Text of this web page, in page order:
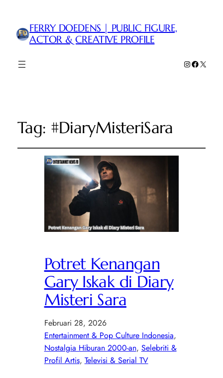
FERRY DOEDENS | PUBLIC FIGURE,
ACTOR & CREATIVE PROFILE
Instagram
Facebook
X
Tag: #DiaryMisteriSara
Potret Kenangan
Gary Iskak di Diary
Misteri Sara
Februari 28, 2026
Entertainment & Pop Culture Indonesia
Nostalgia Hiburan 2000-an, Selebriti &
Profil Artis, Televisi & Serial TV